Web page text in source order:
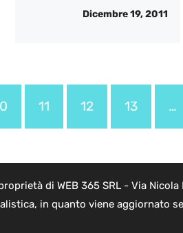
Dicembre 19, 2011
11 12 13 …
di WEB 365 SRL - Via
in quanto viene aggiornato